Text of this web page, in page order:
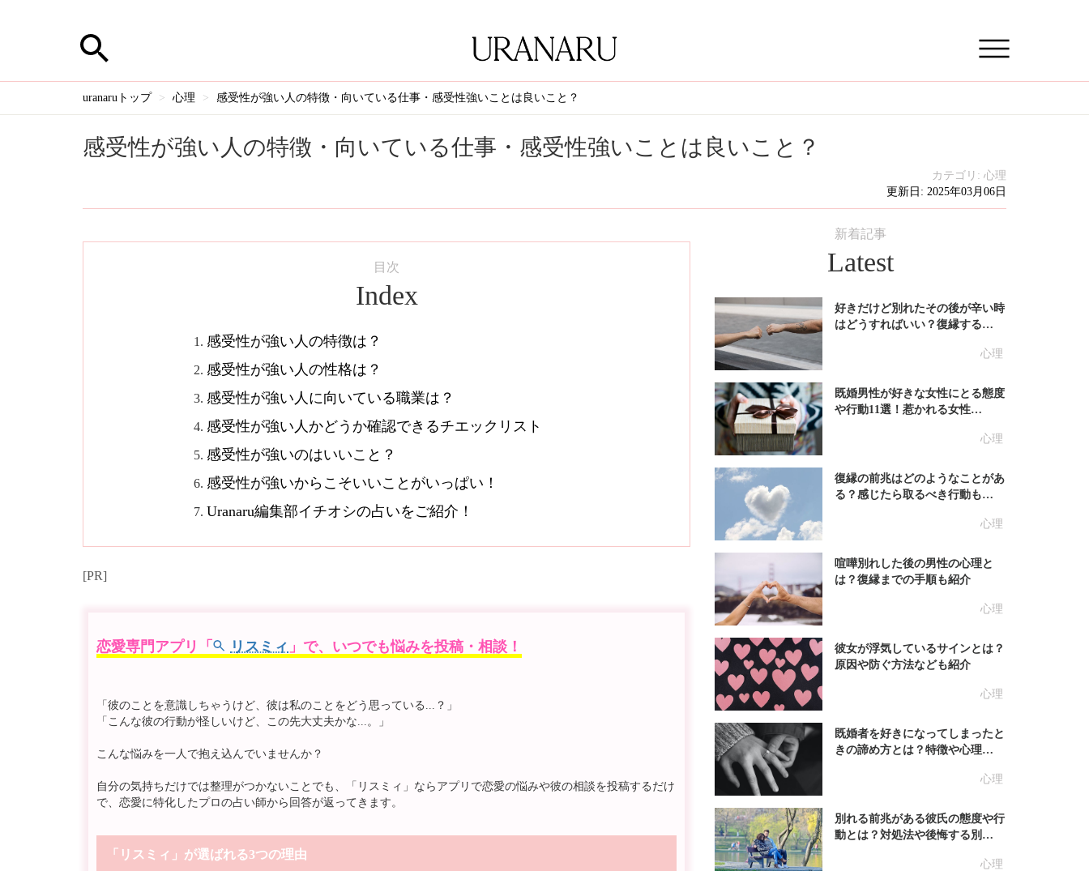
uranaruトップ 心理 感受性が強い人の特徴・向いている仕事・感受性強いことは良いこと？
感受性が強い人の特徴・向いている仕事・感受性強いことは良いこと？
カテゴリ: 心理
更新日: 2025年03月06日
目次
Index
感受性が強い人の特徴は？
感受性が強い人の性格は？
感受性が強い人に向いている職業は？
感受性が強い人かどうか確認できるチエックリスト
感受性が強いのはいいこと？
感受性が強いからこそいいことがいっぱい！
Uranaru編集部イチオシの占いをご紹介！
[PR]
恋愛専門アプリ「 リスミィ 」で、いつでも悩みを投稿・相談！
「彼のことを意識しちゃうけど、彼は私のことをどう思っている...？」
「こんな彼の行動が怪しいけど、この先大丈夫かな...。」
こんな悩みを一人で抱え込んでいませんか？
自分の気持ちだけでは整理がつかないことでも、「リスミィ」ならアプリで恋愛の悩みや彼の相談を投稿するだけ
で、恋愛に特化したプロの占い師から回答が返ってきます。
「リスミィ」が選ばれる3つの理由
新着記事
Latest
心理
好きだけど別れたその後が辛い時
はどうすればいい？復縁する…
心理
既婚男性が好きな女性にとる態度
や行動11選！惹かれる女性…
心理
復縁の前兆はどのようなことがあ
る？感じたら取るべき行動も…
心理
喧嘩別れした後の男性の心理と
は？復縁までの手順も紹介
心理
彼女が浮気しているサインとは？
原因や防ぐ方法なども紹介
心理
既婚者を好きになってしまったと
きの諦め方とは？特徴や心理…
心理
別れる前兆がある彼氏の態度や行
動とは？対処法や後悔する別…